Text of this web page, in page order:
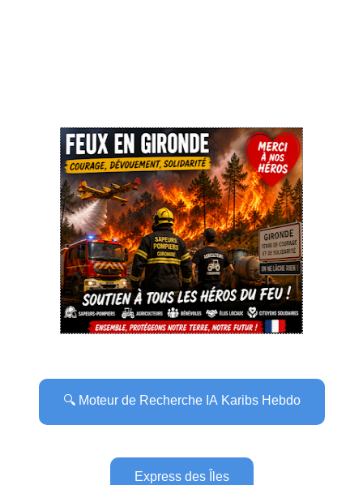
🔍 Moteur de Recherche IA Karibs Hebdo
Express des Îles